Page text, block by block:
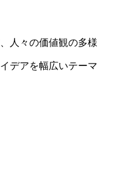
人々の価値観の多様
デアを幅広いテーマ